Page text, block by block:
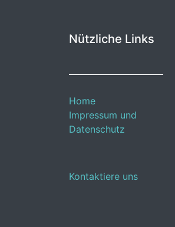
Nützliche Links
Home
Impressum und
Datenschutz
Kontaktiere uns